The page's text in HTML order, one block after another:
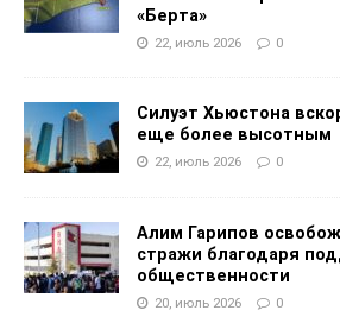
«Берта»
22, июль 2026 0
Силуэт Хьюстона
еще более высотным
22, июль 2026 0
Алим Гарипов
стражи благодаря
общественности
20, июль 2026 0